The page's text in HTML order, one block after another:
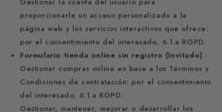
proporcionarle un acceso personalizado a la
página web y los servicios interactivos que ofrece:
por el consentimiento del interesado, 6.1.a RGPD.
Formulario tienda online sin registro (Invitado)
Gestionar compras online en base a los Términos y
Condiciones de contratación: por el consentimiento
del interesado, 6.1.a RGPD.
Gestionar, mantener, mejorar o desarrollar los